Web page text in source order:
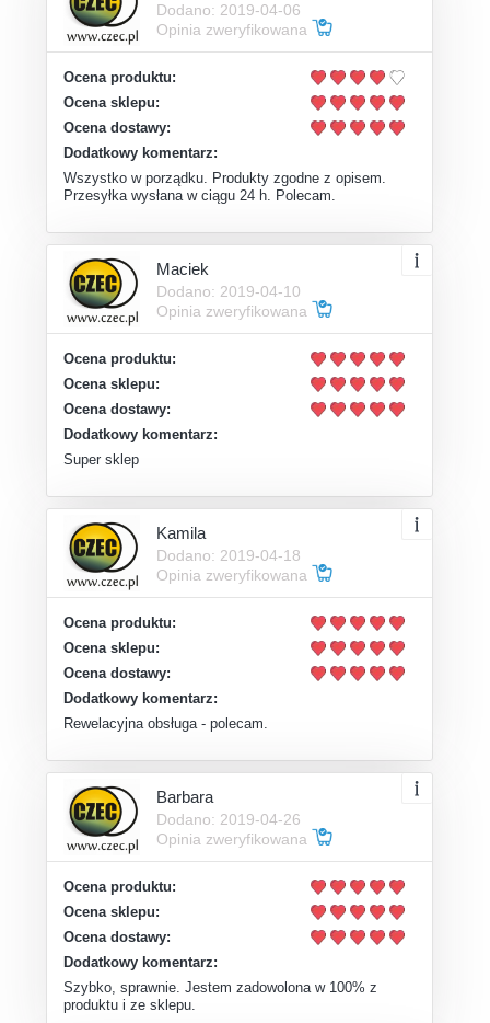
Dodano: 2019-04-06
Opinia zweryfikowana
Ocena produktu:
Ocena sklepu:
Ocena dostawy:
Dodatkowy komentarz:
Wszystko w porządku. Produkty zgodne z opisem.
Przesyłka wysłana w ciągu 24 h. Polecam.
Maciek
Dodano: 2019-04-10
Opinia zweryfikowana
Ocena produktu:
Ocena sklepu:
Ocena dostawy:
Dodatkowy komentarz:
Super sklep
Kamila
Dodano: 2019-04-18
Opinia zweryfikowana
Ocena produktu:
Ocena sklepu:
Ocena dostawy:
Dodatkowy komentarz:
Rewelacyjna obsługa - polecam.
Barbara
Dodano: 2019-04-26
Opinia zweryfikowana
Ocena produktu:
Ocena sklepu:
Ocena dostawy:
Dodatkowy komentarz:
Szybko, sprawnie. Jestem zadowolona w 100% z
produktu i ze sklepu.